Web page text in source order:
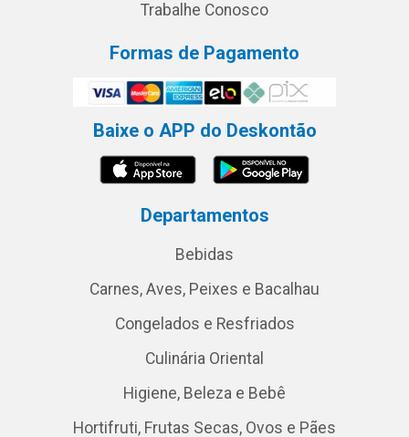
Trabalhe Conosco
Formas de Pagamento
Baixe o APP do Deskontão
Departamentos
Bebidas
Carnes, Aves, Peixes e Bacalhau
Congelados e Resfriados
Culinária Oriental
Higiene, Beleza e Bebê
Hortifruti, Frutas Secas, Ovos e Pães